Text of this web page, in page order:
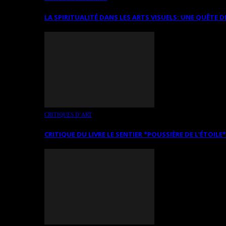
LA SPIRITUALITÉ DANS LES ARTS VISUELS: UNE QUÊTE
CRITIQUES D’ART
CRITIQUE DU LIVRE LE SENTIER *POUSSIÈRE DE L’ÉTOILE*